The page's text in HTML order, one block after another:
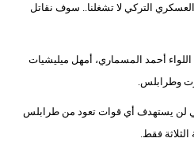
التركي لا تشغلنا.. سوف نقاتل
أحمد المسماري، أمهل ميليشيات
لن يستهدف أي قوات تعود من طرابلس
فقط.